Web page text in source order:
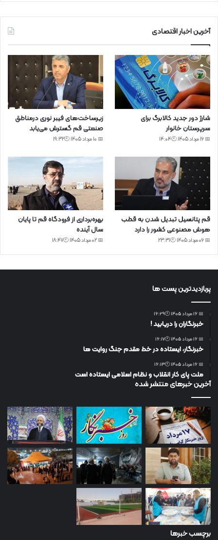
آخرین اخبار اقتصادی
شارژ دور جدید کالابرگ برای
سرپرستان خانوار
📅 16 مرداد 1405 🕙14:04
زیرساخت‌های فیبر نوری درمناطق
صنعتی قم گسترش می‌یابد
📅 10 مرداد 1405 🕙19:32
قم پتانسیل تبدیل شدن به قطب
هوش مصنوعی کشور را دارد
📅 06 مرداد 1405 🕙23:31
بهره‌برداری از فرودگاه قم تا پایان
سال آینده
📅 02 مرداد 1405 🕙18:47
پربازدیدترین پست ها
📅 16 مرداد 1405 🕙16:29
خبرنگاران را دریابید !
📅 16 مرداد 1405 🕙16:17
خبرنگار، ایستاده در خط مقدم جنگ روایت ها
📅 16 مرداد 1405 🕙16:13
ملت پای کار انقلاب و نظام اسلامی ایستاده است
آخرین خبرهای منتشر شده
برچسب خبرها